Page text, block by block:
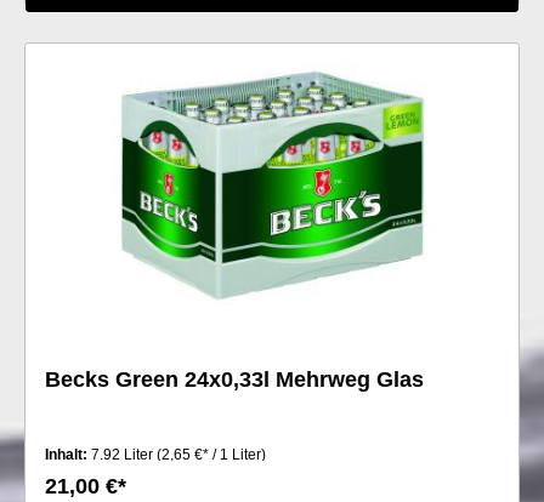
Becks Green 24x0,33l Mehrweg Glas
Inhalt: 7.92 Liter (2,65 €* / 1 Liter)
21,00 €*